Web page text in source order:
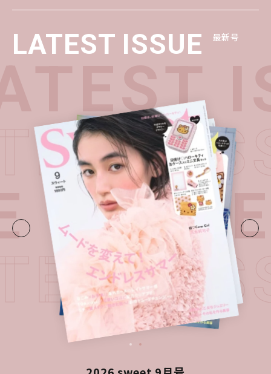
LATEST ISSUE 最新号